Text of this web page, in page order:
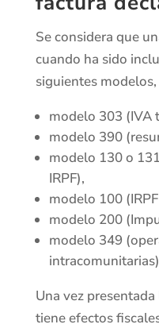
Se considera que
cuando ha sido
siguientes
modelo 303 (IVA
modelo 390
modelo 130 o
IRPF),
modelo 100
modelo 200
modelo 349
Una vez
tiene efectos